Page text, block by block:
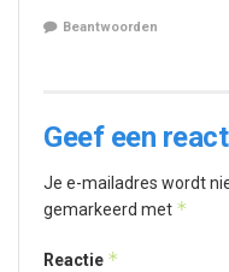
Beantwoorden
Geef een
Je e-mailadres wordt
gemarkeerd met *
Reactie *